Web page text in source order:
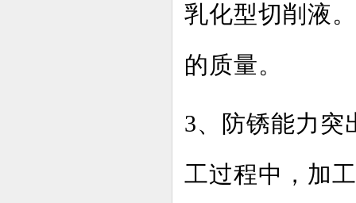
乳化型切削液
的质量。
3、防锈能力突
工过程中，加